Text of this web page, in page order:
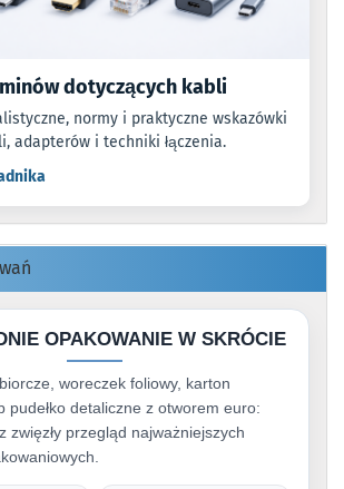
dotyczących kabli
normy i praktyczne wskazówki
adapterów i techniki łączenia.
OPAKOWANIE W SKRÓCIE
woreczek foliowy, karton
pudełko detaliczne z otworem euro:
zwięzły przegląd najważniejszych